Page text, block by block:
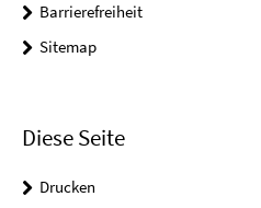
Barrierefreiheit
Sitemap
Diese Seite
Drucken